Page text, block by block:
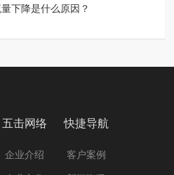
下降是什么原因？
五击网络
企业介绍
快捷导航
客户案例